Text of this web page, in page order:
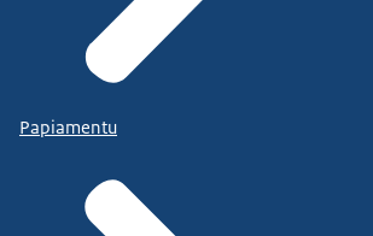
Papiamentu